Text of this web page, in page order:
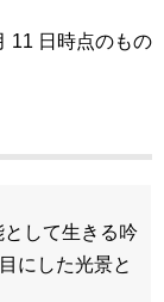
11 日時点のもの
して生きる吟
にした光景と